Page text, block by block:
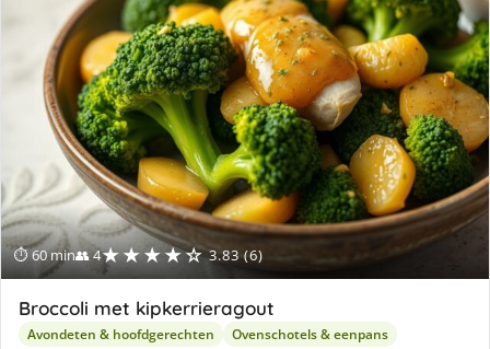
⏱ 60 min👥 4★★★★☆ 3.83 (6)
Broccoli met kipkerrieragout
Avondeten & hoofdgerechten Ovenschotels & eenpans